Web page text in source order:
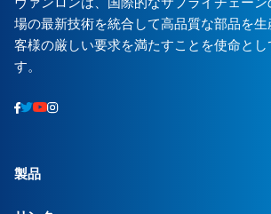
場の最新技術を統合して高品質な部品を
客様の厳しい要求を満たすことを使命とし
す。
製品